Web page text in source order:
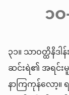
၁
၃၁။ သာဝတ္ထိနိဒ
ဆင်းရဲ၏ အရင်
နာကြကုန်လော့